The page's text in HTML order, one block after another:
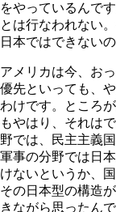
をやっているんで
とは行なわれない
日本ではできない
アメリカは今、お
優先といっても、
わけです。ところ
もやはり、それは
野では、民主主義
軍事の分野では日
けないというか、
その日本型の構造
きながら思ったんで